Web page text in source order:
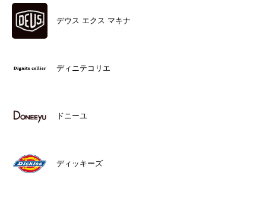
デウス エクス マキナ
ディニテコリエ
ドニーユ
ディッキーズ